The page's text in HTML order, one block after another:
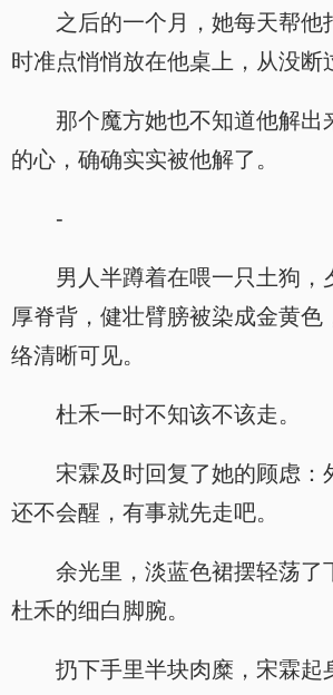
之后的一个月，她每天帮他
时准点悄悄放在他桌上，从没断
那个魔方她也不知道他解出
的心，确确实实被他解了。
-
男人半蹲着在喂一只土狗，
厚脊背，健壮臂膀被染成金黄色
络清晰可见。
杜禾一时不知该不该走。
宋霖及时回复了她的顾虑：
还不会醒，有事就先走吧。
余光里，淡蓝色裙摆轻荡了
杜禾的细白脚腕。
扔下手里半块肉糜，宋霖起